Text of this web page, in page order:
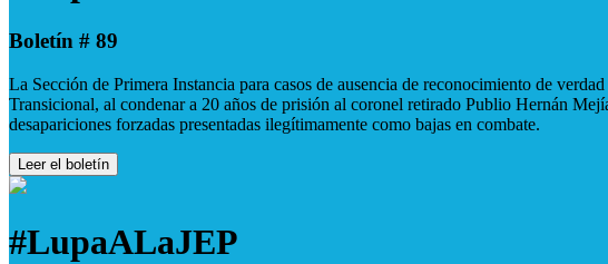
Boletín # 89
La Sección de Primera Instancia para casos de ausencia de reconocimiento de
Transicional, al condenar a 20 años de prisión al coronel retirado Publio Hernán
desapariciones forzadas presentadas ilegítimamente como bajas en combate.
Leer el boletín
#LupaALaJEP